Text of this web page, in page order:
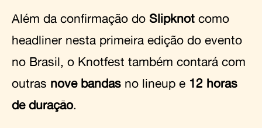
Além da confirmação do Slipknot como
headliner nesta primeira edição do evento
no Brasil, o Knotfest também contará com
outras nove bandas no lineup e 12 horas
de duração.